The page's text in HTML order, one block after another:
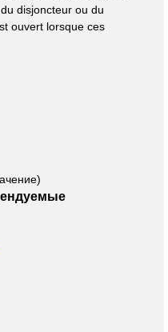
disjoncteur ou du
ouvert lorsque ces